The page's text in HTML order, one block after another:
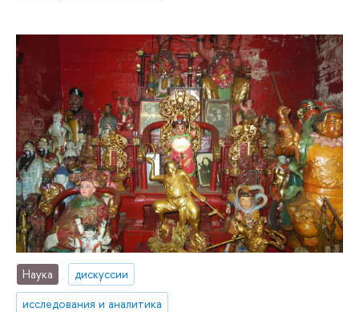
Наука
дискуссии
исследования и аналитика